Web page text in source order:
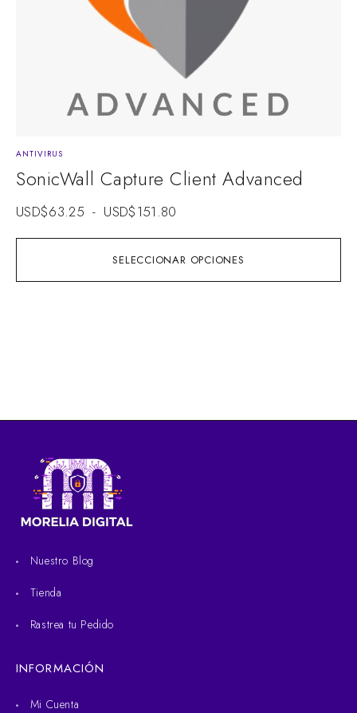
SELECCIONAR OPCIONES
ANTIVIRUS
SonicWall Capture Client Advanced
USD$63.25 - USD$151.80
Nuestro Blog
Tienda
Rastrea tu Pedido
INFORMACIÓN
Mi Cuenta